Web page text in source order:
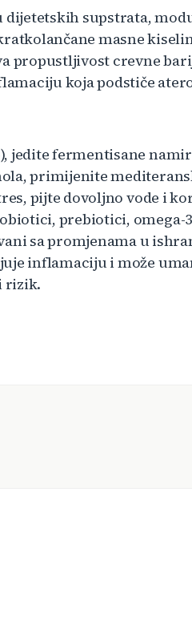
supstrata,
masne
propustljivost crevne
koja podstiče
jedite fermentisane
primijenite
pijte dovoljno vode i
prebiotici, omega-
sa promjenama u
inflamaciju i može
rizik.